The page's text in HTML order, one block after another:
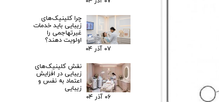
چرا کلینیک‌های
زیبایی باید خدمات
غیرتهاجمی را
اولویت دهند؟
۰۷ آذر ۰۴
نقش کلینیک‌های
زیبایی در افزایش
اعتماد به نفس و
زیبایی
۰۶ آذر ۰۴